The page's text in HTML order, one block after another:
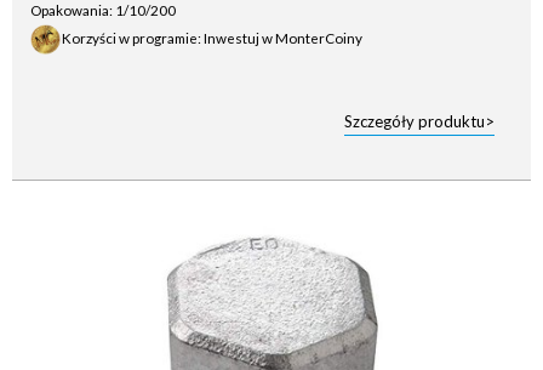
Opakowania: 1/10/200
Korzyści w programie: Inwestuj w MonterCoiny
Szczegóły produktu>